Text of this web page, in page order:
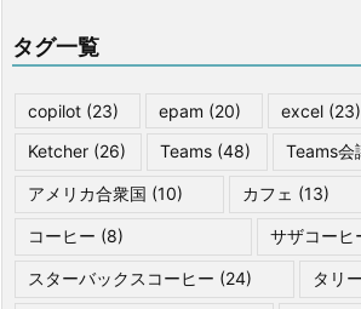
タグ一覧
copilot (23) epam (20) excel (23)
Ketcher (26) Teams (48) Teams会
アメリカ合衆国 (10) カフェ (13)
コーヒー (8) サザコーヒ
スターバックスコーヒー (24) タリ